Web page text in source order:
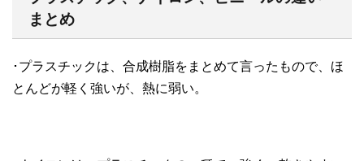
まとめ
･プラスチックは、合成樹脂をまとめて言ったもので、ほ
とんどが軽く強いが、熱に弱い。